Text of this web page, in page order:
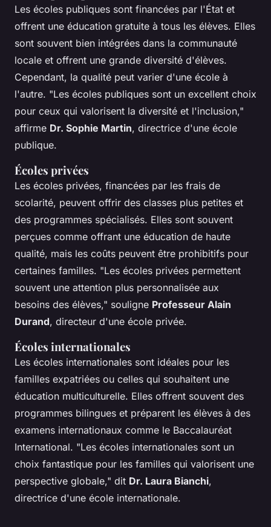
Les écoles publiques sont financées par l'État et
offrent une éducation gratuite à tous les élèves. Elles
sont souvent bien intégrées dans la communauté
locale et offrent une grande diversité d'élèves.
Cependant, la qualité peut varier d'une école à
l'autre. "Les écoles publiques sont un excellent choix
pour ceux qui valorisent la diversité et l'inclusion,"
affirme Dr. Sophie Martin, directrice d'une école
publique.
Écoles privées
Les écoles privées, financées par les frais de
scolarité, peuvent offrir des classes plus petites et
des programmes spécialisés. Elles sont souvent
perçues comme offrant une éducation de haute
qualité, mais les coûts peuvent être prohibitifs pour
certaines familles. "Les écoles privées permettent
souvent une attention plus personnalisée aux
besoins des élèves," souligne Professeur Alain
Durand, directeur d'une école privée.
Écoles internationales
Les écoles internationales sont idéales pour les
familles expatriées ou celles qui souhaitent une
éducation multiculturelle. Elles offrent souvent des
programmes bilingues et préparent les élèves à des
examens internationaux comme le Baccalauréat
International. "Les écoles internationales sont un
choix fantastique pour les familles qui valorisent une
perspective globale," dit Dr. Laura Bianchi,
directrice d'une école internationale.